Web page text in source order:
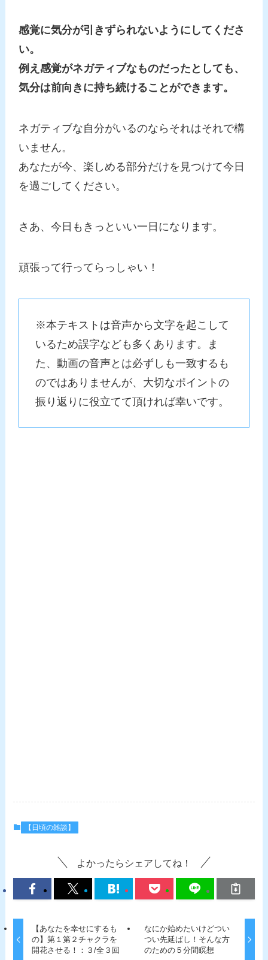
感覚に気分が引きずられないようにしてくださ
い。
例え感覚がネガティブなものだったとしても、
気分は前向きに持ち続けることができます。
ネガティブな自分がいるのならそれはそれで構
いません。
あなたが今、楽しめる部分だけを見つけて今日
を過ごしてください。
さあ、今日もきっといい一日になります。
頑張って行ってらっしゃい！
※本テキストは音声から文字を起こして
いるため誤字なども多くあります。ま
た、動画の音声とは必ずしも一致するも
のではありませんが、大切なポイントの
振り返りに役立てて頂ければ幸いです。
【日頃の雑談】
よかったらシェアしてね！
【あなたを幸せにするも
の】第１第２チャクラを
開花させる！：３/全３回
なにか始めたいけどつい
つい先延ばし！そんな方
のための５分間瞑想